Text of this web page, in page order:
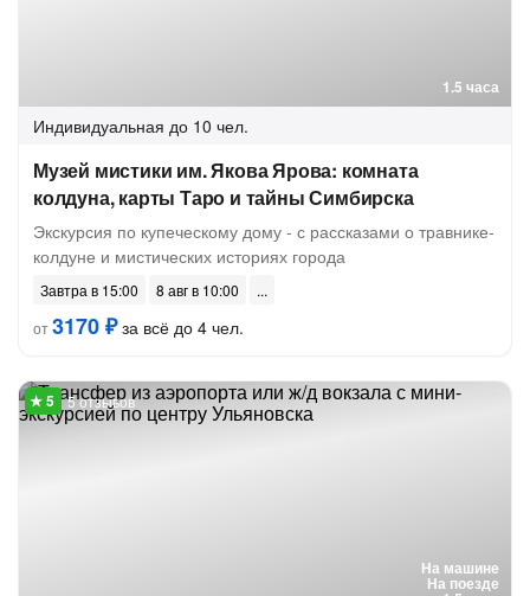
1.5 часа
Индивидуальная до 10 чел.
Музей мистики им. Якова Ярова: комната
колдуна, карты Таро и тайны Симбирска
Экскурсия по купеческому дому - с рассказами о травнике-
колдуне и мистических историях города
Завтра в 15:00
8 авг в 10:00
от3170 ₽за всё до 4 чел.
На машине
На поезде
5 отзывов